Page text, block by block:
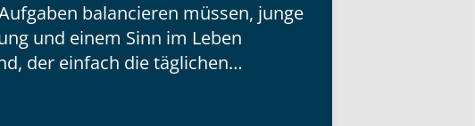
balancieren müssen, junge
und einem Sinn im Leben
der einfach die täglichen
zu meistern versucht – wahre
Jesus. Aber wie funktioniert